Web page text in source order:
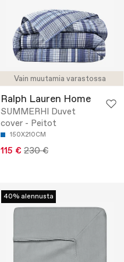
Vain muutamia varastossa
Ralph Lauren Home
SUMMERHI Duvet
cover - Peitot
150X210CM
115 € 230 €
40% alennusta